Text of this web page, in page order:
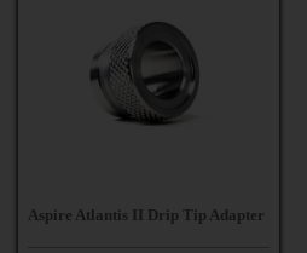
Aspire Atlantis II Drip Tip Adapter